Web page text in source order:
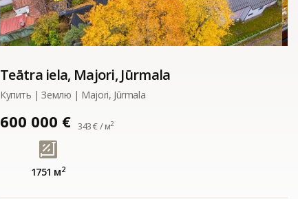
Teātra iela, Majori, Jūrmala
Купить | Землю | Majori, Jūrmala
600 000 € 343 € / м2
1751 м2